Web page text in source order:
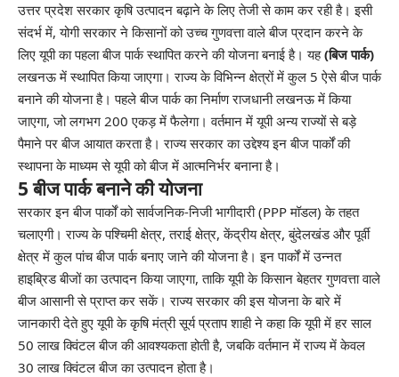
उत्तर प्रदेश सरकार कृषि उत्पादन बढ़ाने के लिए तेजी से काम कर रही है। इसी
संदर्भ में, योगी सरकार ने किसानों को उच्च गुणवत्ता वाले बीज प्रदान करने के
लिए यूपी का पहला बीज पार्क स्थापित करने की योजना बनाई है। यह(बिज पार्क)
लखनऊ में स्थापित किया जाएगा। राज्य के विभिन्न क्षेत्रों में कुल 5 ऐसे बीज पार्क
बनाने की योजना है। पहले बीज पार्क का निर्माण राजधानी लखनऊ में किया
जाएगा, जो लगभग 200 एकड़ में फैलेगा। वर्तमान में यूपी अन्य राज्यों से बड़े
पैमाने पर बीज आयात करता है। राज्य सरकार का उद्देश्य इन बीज पार्कों की
स्थापना के माध्यम से यूपी को बीज में आत्मनिर्भर बनाना है।
5 बीज पार्क बनाने की योजना
सरकार इन बीज पार्कों को सार्वजनिक-निजी भागीदारी (PPP मॉडल) के तहत
चलाएगी। राज्य के पश्चिमी क्षेत्र, तराई क्षेत्र, केंद्रीय क्षेत्र, बुंदेलखंड और पूर्वी
क्षेत्र में कुल पांच बीज पार्क बनाए जाने की योजना है। इन पार्कों में उन्नत
हाइब्रिड बीजों का उत्पादन किया जाएगा, ताकि यूपी के किसान बेहतर गुणवत्ता वाले
बीज आसानी से प्राप्त कर सकें। राज्य सरकार की इस योजना के बारे में
जानकारी देते हुए यूपी के कृषि मंत्री सूर्य प्रताप शाही ने कहा कि यूपी में हर साल
50 लाख क्विंटल बीज की आवश्यकता होती है, जबकि वर्तमान में राज्य में केवल
30 लाख क्विंटल बीज का उत्पादन होता है।